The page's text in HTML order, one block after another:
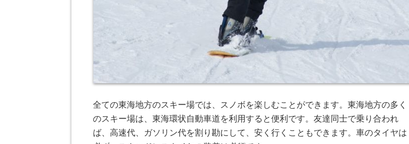
全ての東海地方のスキー場では、スノボを楽しむことができます。 東海地方の多く
のスキー場は、東海環状自動車道を利用すると便利です。友達同士で乗り合われ
ば、高速代、ガソリン代を割り勘にして、安く行くこともできます。車のタイヤは